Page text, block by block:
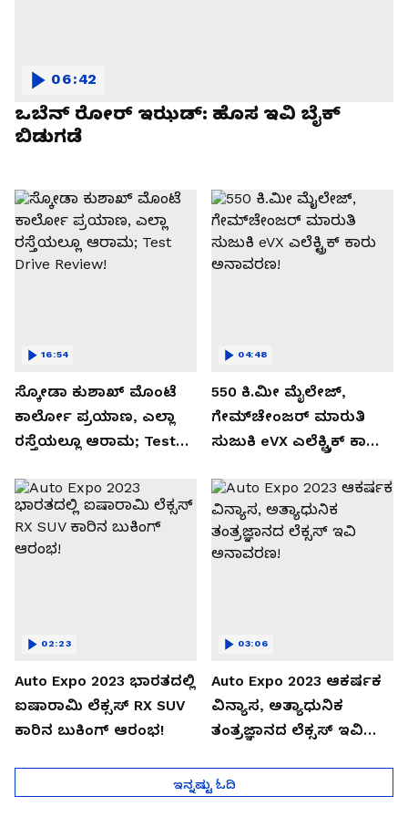
ಒಬೆನ್ ರೋರ್ ಇಝಡ್: ಹೊಸ ಇವಿ ಬೈಕ್
ಬಿಡುಗಡೆ
06:42
ಸ್ಕೋಡಾ ಕುಶಾಖ್ ಮೊಂಟೆ
ಕಾರ್ಲೋ ಪ್ರಯಾಣ, ಎಲ್ಲಾ
ರಸ್ತೆಯಲ್ಲೂ ಆರಾಮ; Test
16:54
550 ಕಿ.ಮೀ ಮೈಲೇಜ್,
ಗೇಮ್‌ಚೇಂಜರ್ ಮಾರುತಿ
ಸುಜುಕಿ eVX ಎಲೆಕ್ಟ್ರಿಕ್ ಕಾರು
04:48
Auto Expo 2023 ಭಾರತದಲ್ಲಿ
ಐಷಾರಾಮಿ ಲೆಕ್ಸಸ್ RX SUV
ಕಾರಿನ ಬುಕಿಂಗ್ ಆರಂಭ!
02:23
Auto Expo 2023 ಆಕರ್ಷಕ
ವಿನ್ಯಾಸ, ಅತ್ಯಾಧುನಿಕ
ತಂತ್ರಜ್ಞಾನದ ಲೆಕ್ಸಸ್ ಇವಿ
03:06
ಇನ್ನಷ್ಟು ಓದಿ